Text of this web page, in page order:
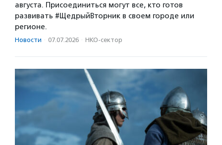
августа. Присоединиться могут все, кто готов
развивать #ЩедрыйВторник в своем городе или
регионе.
Новости · 07.07.2026 · НКО-сектор